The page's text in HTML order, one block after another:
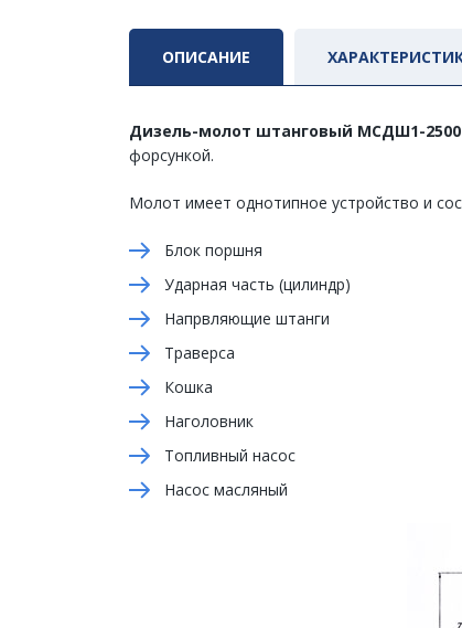
ОПИСАНИЕ
Дизель-молот штанговый МСДШ1-
форсункой.
Молот имеет однотипное устройство и
Блок поршня
Ударная часть (цилиндр)
Напрвляющие штанги
Траверса
Кошка
Наголовник
Топливный насос
Насос масляный